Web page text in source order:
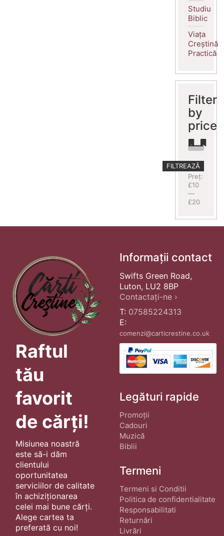
Studiu
Biblic
Viața
Creștină
Practică
Filter
by
price
Preț
minim
Preț
maxim
FILTREAZĂ
Preț:
£10
—
£20
Raftul
tău
favorit
de cărți!
Misiunea noastră
este să-i dăm
clientului
oportunitatea
serviciilor de calitate
în achiziționarea
celei mai bune cărți.
Alege cartea ta
preferată cu noi!
Informații contact
Swifts Green Road,
Luton, LU2 8BP
Contactați-ne ›
T: 07585224313
E:
comenzi@carticrestine.co.uk
Legături rapide
Promoții
Cadouri
Muzică
Biblii
Termeni
Termeni si Conditii
Politica de confidentialitate
Responsabilitati
Returnări
Livrări